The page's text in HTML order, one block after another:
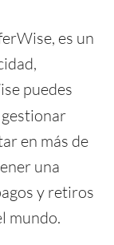
es un
puedes
en más de
una
y retiros
mundo.